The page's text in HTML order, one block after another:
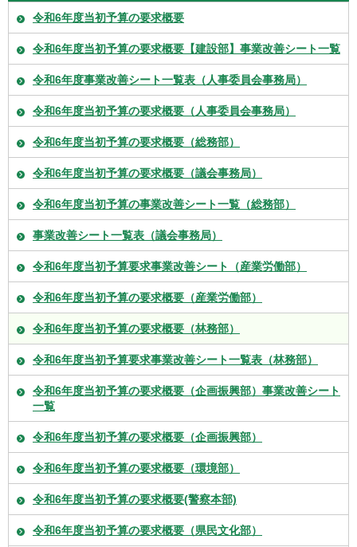
令和6年度当初予算の要求概要
令和6年度当初予算の要求概要【建設部】事業改善シート一覧
令和6年度事業改善シート一覧表（人事委員会事務局）
令和6年度当初予算の要求概要（人事委員会事務局）
令和6年度当初予算の要求概要（総務部）
令和6年度当初予算の要求概要（議会事務局）
令和6年度当初予算の事業改善シート一覧（総務部）
事業改善シート一覧表（議会事務局）
令和6年度当初予算要求事業改善シート（産業労働部）
令和6年度当初予算の要求概要（産業労働部）
令和6年度当初予算の要求概要（林務部）
令和6年度当初予算要求事業改善シート一覧表（林務部）
令和6年度当初予算の要求概要（企画振興部）事業改善シート
一覧
令和6年度当初予算の要求概要（企画振興部）
令和6年度当初予算の要求概要（環境部）
令和6年度当初予算の要求概要(警察本部)
令和6年度当初予算の要求概要（県民文化部）